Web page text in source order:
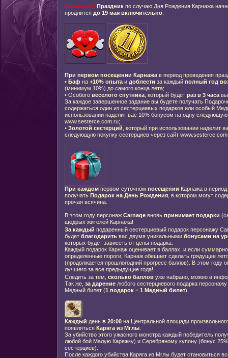
Внимание! Праздникпо случаю Дня Рождения Карнажа
продлится до 19 мая включительно.
При первом посещении Карнажав период проведения
• Баф на +10% опытаи доблести за каждый полный год
(минимум 10%) до самого конца лета;
• Особого веселого спутника, который будет раз в 3 часа
За каждое завершенное задание вы будете получать
содержаться один из сестерциевых подарков или особый
использовании наделит вас 10% бонусом на одну следующую
www.sesterce.com.ru;
• Золотой сестерций , который при использовании наделит
следующую покупку сестерциев через сайт
При каждомпервом суточном посещении Карнажа в
получать Подарок на День Рождения, в котором могут
прочая всячина.
В этом году персонаж Carnageвновь принимает подарки
щедрых жителей Карнажа!
За каждый подаренный сестерциевый подарок персонажу
будет благодаритьвас двумя уникальными бонусами на
которых будет зависеть от цены подарка.
Каждый подарок Карнаж оценивает в баллах , и если
определенные пороги, Карнаж обещает сделать грядущее
(продолжается прошлогодний прогресс баллов).
В этом году
лучшего за все предыдущие года!
Следить за тем, сколько балловуже набрано, можно в
Так же, за дарениелюбого сестерциевого подарка
Медный билет (1 подарок = 1 Медный билет).
Каждый день в 20:00на Центральной площади
появляться Каряга из Мглы.
За убийство этого ужасного монстра каждый победитель
любой бой Малую Каряжку) и Серебряному купону (бонус
сестерциев).
После каждого убийства Каряга из Мглы будет становиться